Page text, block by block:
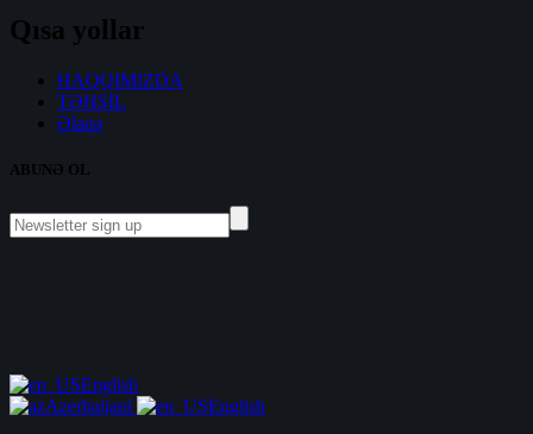
Qısa yollar
HAQQIMIZDA
TƏHSİL
Əlaqə
ABUNƏ OL
English
Azerbaijani
English